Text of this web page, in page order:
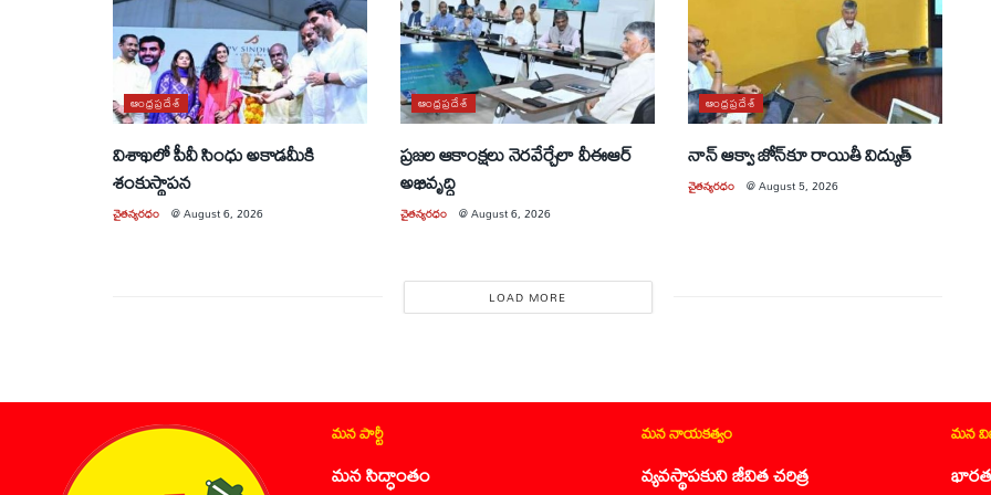
ఆంధ్రప్రదేశ్
విశాఖలో పీవీ సింధు అకాడమీకి
శంకుస్థాపన
చైతన్యరధం @August 6, 2026
ఆంధ్రప్రదేశ్
ప్రజల ఆకాంక్షలు నెరవేర్చేలా వీఈఆర్
అభివృద్ధి
చైతన్యరధం @August 6, 2026
ఆంధ్రప్రదేశ్
నాన్ ఆక్వా జోన్‌కూ రాయితీ విద్యుత్
చైతన్యరధం @August 5, 2026
LOAD MORE
మన పార్టీ
మన సిద్ధాంతం
మన నాయకత్వం
వ్యవస్థాపకుని జీవిత చరిత్ర
మన